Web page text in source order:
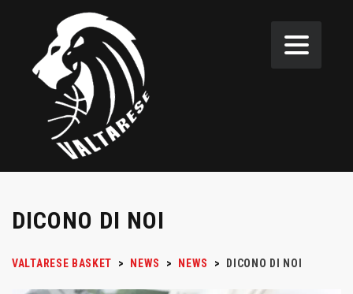
DICONO DI NOI
VALTARESE BASKET > NEWS > NEWS > DICONO DI NOI